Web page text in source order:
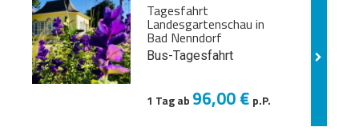
Tagesfahrt
Landesgartenschau in
Bad Nenndorf
Bus-Tagesfahrt
1 Tag ab 96,00 € p.P.